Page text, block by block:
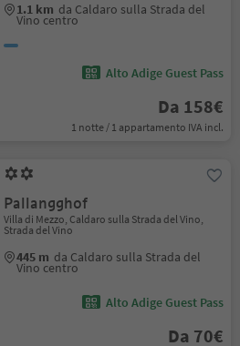
1.1 km da Caldaro sulla Strada del
Vino centro
Alto Adige Guest Pass
Da 158€
1 notte / 1 appartamento IVA incl.
Pallangghof
Villa di Mezzo, Caldaro sulla Strada del Vino,
Strada del Vino
445 m da Caldaro sulla Strada del
Vino centro
Alto Adige Guest Pass
Da 70€